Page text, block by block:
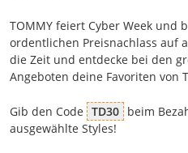
TOMMY feiert Cyber Week und
ordentlichen Preisnachlass auf
die Zeit und entdecke bei den
Angeboten deine Favoriten von
Gib den Code TD30 beim
ausgewählte Styles!